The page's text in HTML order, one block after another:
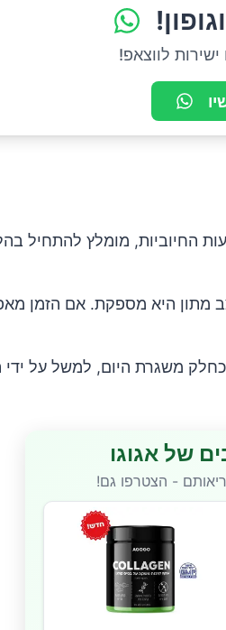
לווצאפ!
החיוביות, מומלץ להתחיל
דקות בקצב מתון היא מספקת. אם הזמן
משגרת היום, למשל על ידי
של אגוגו
- הצטרפו גם!